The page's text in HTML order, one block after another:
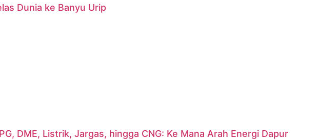
Dunia ke Banyu Urip
DME, Listrik, Jargas, hingga CNG: Ke Mana Arah Energi Dapur